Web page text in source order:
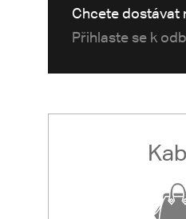
Chcete dostávat
Přihlaste se k